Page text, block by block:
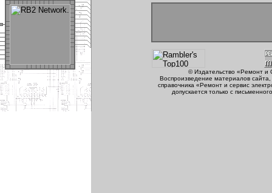
© Издательство «Ремонт
Воспроизведение материалов
справочника «Ремонт и сервис
допускается только с